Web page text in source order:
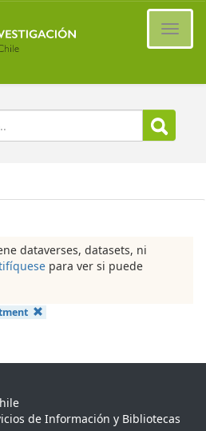
dataverses, datasets, ni
para ver si puede
de Información y Bibliotecas